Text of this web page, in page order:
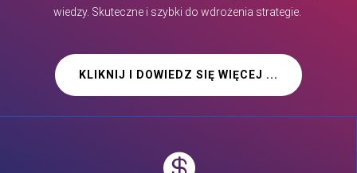
wiedzy. Skuteczne i szybki do wdrożenia strategie.
KLIKNIJ I DOWIEDZ SIĘ WIĘCEJ ...